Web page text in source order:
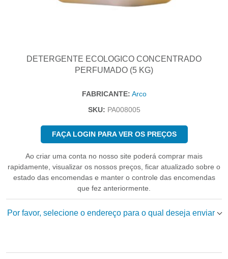
DETERGENTE ECOLOGICO CONCENTRADO
PERFUMADO (5 KG)
FABRICANTE: Arco
SKU: PA008005
FAÇA LOGIN PARA VER OS PREÇOS
Ao criar uma conta no nosso site poderá comprar mais
rapidamente, visualizar os nossos preços, ficar atualizado sobre o
estado das encomendas e manter o controle das encomendas
que fez anteriormente.
Por favor, selecione o endereço para o qual deseja enviar